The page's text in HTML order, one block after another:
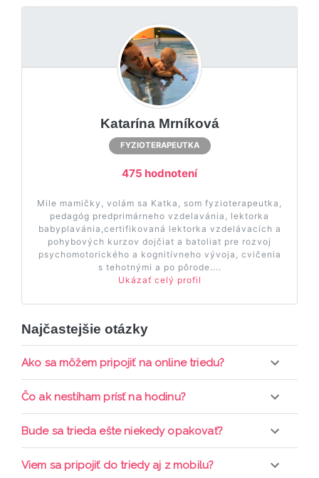
Katarína Mrníková
FYZIOTERAPEUTKA
475 hodnotení
Mile mamičky, volám sa Katka, som fyzioterapeutka,
pedagóg predprimárneho vzdelavánia, lektorka
babyplavánia,certifikovaná lektorka vzdelávacích a
pohybových kurzov dojčiat a batoliat pre rozvoj
psychomotorického a kognitívneho vývoja, cvičenia
s tehotnými a po pôrode....
Ukázať celý profil
Najčastejšie otázky
Ako sa môžem pripojiť na online triedu?
Pripojenie do online triedy prebieha priamo cez
prihlásiť do triedy.
Čo ak nestíham prísť na hodinu?
Každá trieda sa nahráva a je k dispozícií po dobu 7
Bude sa trieda ešte niekedy opakovať?
Triedy sa priebežne opakujú, stačí sledovať ponuku
Viem sa pripojiť do triedy aj z mobilu?